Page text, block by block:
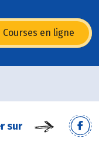
Courses en ligne
sur